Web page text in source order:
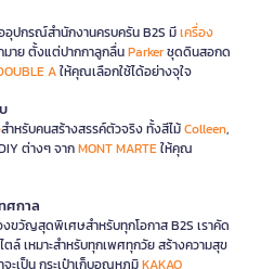
ปกรณ์สำนักงานครบครัน B2S มีเครื่อง
มาย ตั้งแต่ปากกาลูกลื่นParkerชุดดินสอกด
Aให้คุณเลือกใช้ได้อย่างจุใจ
สำหรับคนสร้างสรรค์ตัวจริง ทั้งสีไม้Colleen,
ต่างๆ จากMONT MARTEให้คุณ
ศกาล
ขวัญสุดพิเศษสำหรับทุกโอกาส B2S เราคัด
ตล์ เหมาะสำหรับทุกเพศทุกวัย สร้างความสุข
ะเป็น กระเป๋าเก็บอุณหภูมิKAKAO